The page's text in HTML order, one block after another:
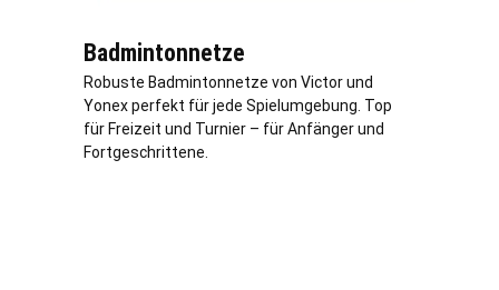
Badmintonnetze
Robuste Badmintonnetze von Victor und
Yonex perfekt für jede Spielumgebung. Top
für Freizeit und Turnier – für Anfänger und
Fortgeschrittene.